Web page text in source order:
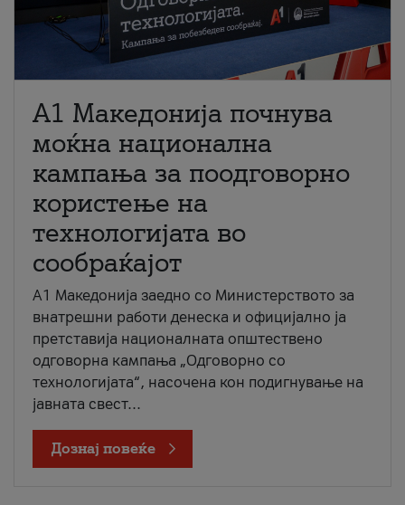
A1 Македонија почнува
моќна национална
кампања за поодговорно
користење на
технологијата во
сообраќајот
A1 Македонија заедно со Министерството за
внатрешни работи денеска и официјално ја
претставија националната општествено
одговорна кампања „Одговорно со
технологијата“, насочена кон подигнување на
јавната свест...
Дознај повеќе